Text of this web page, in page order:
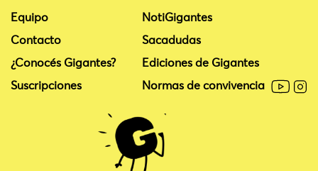
Equipo
Contacto
¿Conocés Gigantes?
Suscripciones
NotiGigantes
Sacadudas
Ediciones de Gigantes
Normas de convivencia